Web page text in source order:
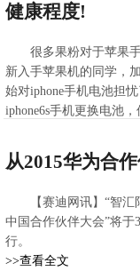
健康程度!
很多果粉对于苹果
新入手苹果机的同学，
始对iphone手机电池担
iphone6s手机更换电池
>>查看全文
从2015华为合
【赛迪网讯】“智
中国合作伙伴大会”将于
行。
>>查看全文